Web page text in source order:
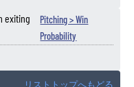
exiting
Pitching > Win
Probability
リストトップへもどる